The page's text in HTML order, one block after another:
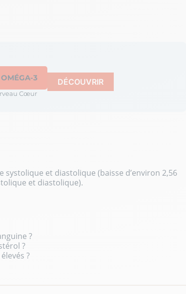
OMÉGA-3
Cœur
DÉCOUVRIR
et diastolique (baisse d’environ 2,56
et diastolique).
?
?
?